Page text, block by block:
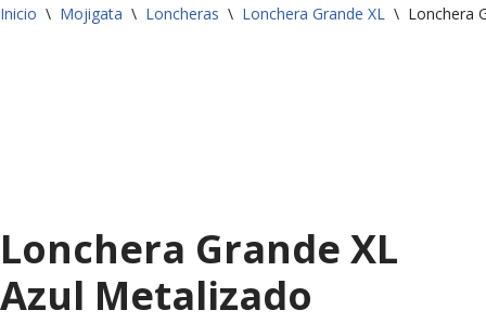
Inicio \ Mojigata \ Loncheras \ Lonchera Grande XL \ Lonchera
Lonchera Grande XL
Azul Metalizado